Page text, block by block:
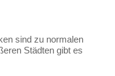
sind zu normalen
Städten gibt es